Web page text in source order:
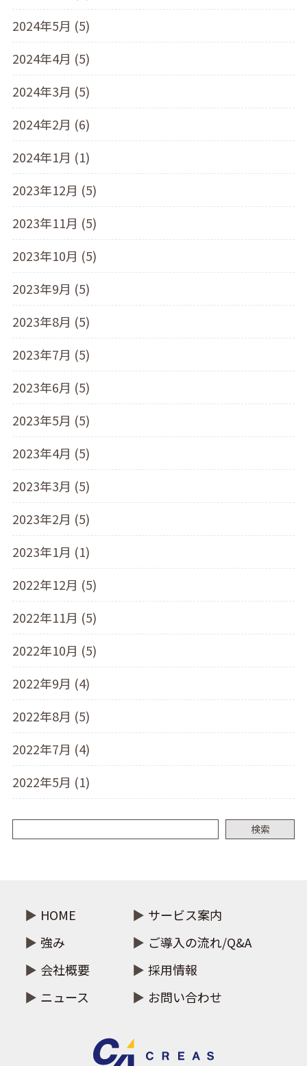
2024年5月 (5)
2024年4月 (5)
2024年3月 (5)
2024年2月 (6)
2024年1月 (1)
2023年12月 (5)
2023年11月 (5)
2023年10月 (5)
2023年9月 (5)
2023年8月 (5)
2023年7月 (5)
2023年6月 (5)
2023年5月 (5)
2023年4月 (5)
2023年3月 (5)
2023年2月 (5)
2023年1月 (1)
2022年12月 (5)
2022年11月 (5)
2022年10月 (5)
2022年9月 (4)
2022年8月 (5)
2022年7月 (4)
2022年5月 (1)
検索
HOME
サービス案内
強み
ご導入の流れ/Q&A
会社概要
採用情報
ニュース
お問い合わせ